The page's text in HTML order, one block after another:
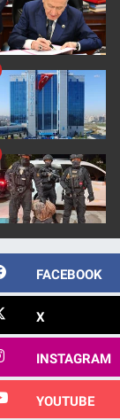
FACEBOOK
X
INSTAGRAM
YOUTUBE